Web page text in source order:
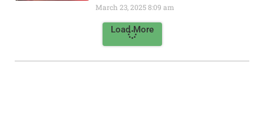
March 23, 20258:09 am
Load More